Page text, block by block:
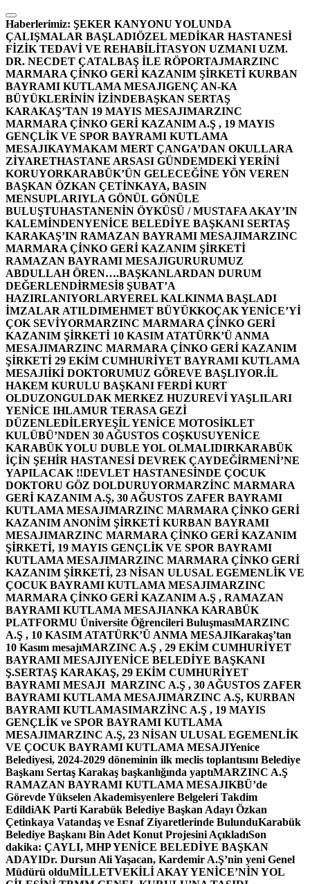
İçeriğe
atla
Haberlerimiz: ŞEKER KANYONU YOLUNDA
ÇALIŞMALAR BAŞLADIÖZEL MEDİKAR HASTANESİ
FİZİK TEDAVİ VE REHABİLİTASYON UZMANI UZM.
DR. NECDET ÇATALBAŞ İLE RÖPORTAJMARZINC
MARMARA ÇİNKO GERİ KAZANIM ŞİRKETİ KURBAN
BAYRAMI KUTLAMA MESAJIGENÇ AN-KA
BÜYÜKLERİNİN İZİNDEBAŞKAN SERTAŞ
KARAKAŞ’TAN 19 MAYIS MESAJIMARZINC
MARMARA ÇİNKO GERİ KAZANIM A.Ş , 19 MAYIS
GENÇLİK VE SPOR BAYRAMI KUTLAMA
MESAJIKAYMAKAM MERT ÇANGA’DAN OKULLARA
ZİYARETHASTANE ARSASI GÜNDEMDEKİ YERİNİ
KORUYORKARABÜK’ÜN GELECEĞİNE YÖN VEREN
BAŞKAN ÖZKAN ÇETİNKAYA, BASIN
MENSUPLARIYLA GÖNÜL GÖNÜLE
BULUŞTUHASTANENİN ÖYKÜSÜ / MUSTAFA AKAY’IN
KALEMİNDENYENİCE BELEDİYE BAŞKANI SERTAŞ
KARAKAŞ’IN RAMAZAN BAYRAMI MESAJIMARZINC
MARMARA ÇİNKO GERİ KAZANIM ŞİRKETİ
RAMAZAN BAYRAMI MESAJIGURURUMUZ
ABDULLAH ÖREN….BAŞKANLARDAN DURUM
DEĞERLENDİRMESİ8 ŞUBAT’A
HAZIRLANIYORLARYEREL KALKINMA BAŞLADI
İMZALAR ATILDIMEHMET BÜYÜKKOÇAK YENİCE’Yİ
ÇOK SEVİYORMARZINC MARMARA ÇİNKO GERİ
KAZANIM ŞİRKETİ 10 KASIM ATATÜRK’Ü ANMA
MESAJIMARZINC MARMARA ÇİNKO GERİ KAZANIM
ŞİRKETİ 29 EKİM CUMHURİYET BAYRAMI KUTLAMA
MESAJIİKİ DOKTORUMUZ GÖREVE BAŞLIYOR.İL
HAKEM KURULU BAŞKANI FERDİ KURT
OLDUZONGULDAK MERKEZ HUZUREVİ YAŞLILARI
YENİCE IHLAMUR TERASA GEZİ
DÜZENLEDİLERYEŞİL YENİCE MOTOSİKLET
KULÜBÜ’NDEN 30 AĞUSTOS COŞKUSUYENİCE
KARABÜK YOLU DUBLE YOL OLMALIDIRKARABÜK
İÇİN ŞEHİR HASTANESİ DEVREK ÇAYDEĞİRMENİ’NE
YAPILACAK !!DEVLET HASTANESİNDE ÇOCUK
DOKTORU GÖZ DOLDURUYORMARZİNC MARMARA
GERİ KAZANIM A.Ş, 30 AĞUSTOS ZAFER BAYRAMI
KUTLAMA MESAJIMARZINC MARMARA ÇİNKO GERİ
KAZANIM ANONİM ŞİRKETİ KURBAN BAYRAMI
MESAJIMARZINC MARMARA ÇİNKO GERİ KAZANIM
ŞİRKETİ, 19 MAYIS GENÇLİK VE SPOR BAYRAMI
KUTLAMA MESAJIMARZINC MARMARA ÇİNKO GERİ
KAZANIM ŞİRKETİ, 23 NİSAN ULUSAL EGEMENLİK VE
ÇOCUK BAYRAMI KUTLAMA MESAJIMARZINC
MARMARA ÇİNKO GERİ KAZANIM A.Ş , RAMAZAN
BAYRAMI KUTLAMA MESAJIANKA KARABÜK
PLATFORMU Üniversite Öğrencileri BuluşmasıMARZINC
A.Ş , 10 KASIM ATATÜRK’Ü ANMA MESAJIKarakaş’tan
10 Kasım mesajıMARZINC A.Ş , 29 EKİM CUMHURİYET
BAYRAMI MESAJIYENİCE BELEDİYE BAŞKANI
Ş.SERTAŞ KARAKAŞ, 29 EKİM CUMHURİYET
BAYRAMI MESAJI MARZINC A.Ş , 30 AĞUSTOS ZAFER
BAYRAMI KUTLAMA MESAJIMARZINC A.Ş, KURBAN
BAYRAMI KUTLAMASIMARZİNC A.Ş , 19 MAYIS
GENÇLİK ve SPOR BAYRAMI KUTLAMA
MESAJIMARZINC A.Ş, 23 NİSAN ULUSAL EGEMENLİK
VE ÇOCUK BAYRAMI KUTLAMA MESAJIYenice
Belediyesi, 2024-2029 döneminin ilk meclis toplantısını Belediye
Başkanı Sertaş Karakaş başkanlığında yaptıMARZINC A.Ş
RAMAZAN BAYRAMI KUTLAMA MESAJIKBÜ’de
Görevde Yükselen Akademisyenlere Belgeleri Takdim
EdildiAK Parti Karabük Belediye Başkan Adayı Özkan
Çetinkaya Vatandaş ve Esnaf Ziyaretlerinde BulunduKarabük
Belediye Başkanı Bin Adet Konut Projesini AçıkladıSon
dakika: ÇAYLI, MHP YENİCE BELEDİYE BAŞKAN
ADAYIDr. Dursun Ali Yaşacan, Kardemir A.Ş’nin yeni Genel
Müdürü olduMİLLETVEKİLİ AKAY YENİCE’NİN YOL